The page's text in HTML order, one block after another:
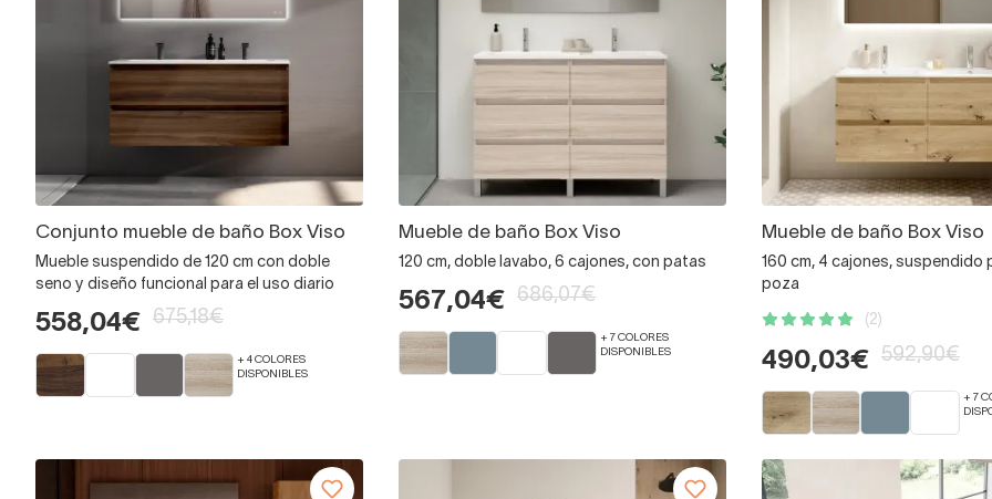
Conjunto mueble de baño Box Viso
Mueble suspendido de 120 cm con doble
seno y diseño funcional para el uso diario
558,04€ 675,18€
+ 4 COLORES
DISPONIBLES
Mueble de baño Box Viso
120 cm, doble lavabo, 6 cajones, con patas
567,04€ 686,07€
+ 7 COLORES
DISPONIBLES
Mueble de baño Box Viso
160 cm, 4 cajones, suspendido
poza
(2)
490,03€ 592,90€
+ 7